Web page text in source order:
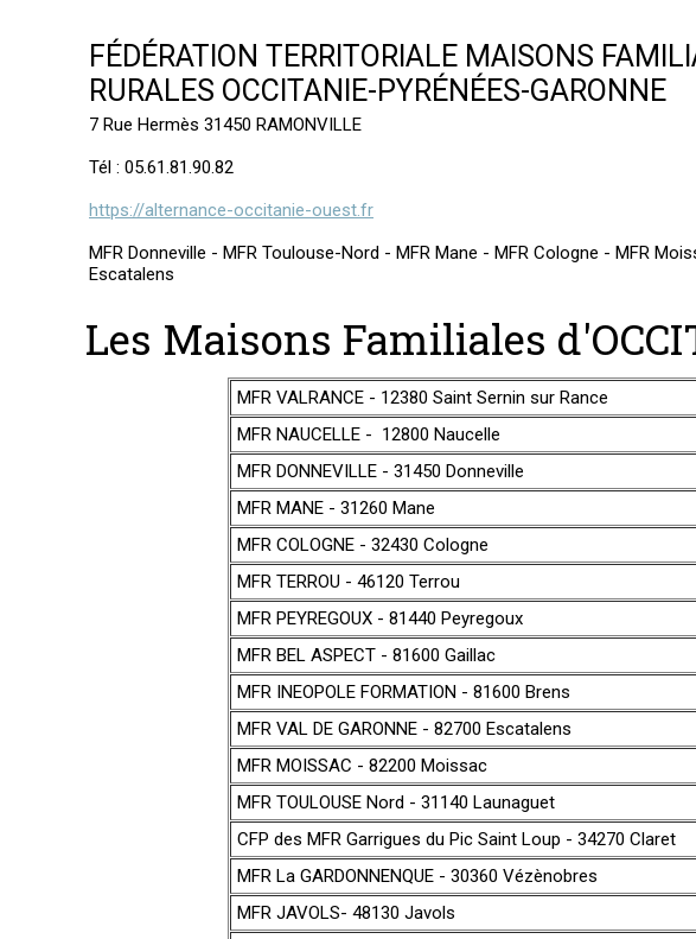
FÉDÉRATION TERRITORIALE MAISONS
RURALES OCCITANIE-PYRÉNÉES-GARONNE
7 Rue Hermès 31450 RAMONVILLE
Tél : 05.61.81.90.82
https://alternance-occitanie-ouest.fr
MFR Donneville - MFR Toulouse-Nord - MFR Mane - MFR Cologne - MFR
Escatalens
Les Maisons Familiales
MFR VALRANCE - 12380 Saint Sernin sur Rance
MFR NAUCELLE - 12800 Naucelle
MFR DONNEVILLE - 31450 Donneville
MFR MANE - 31260 Mane
MFR COLOGNE - 32430 Cologne
MFR TERROU - 46120 Terrou
MFR PEYREGOUX - 81440 Peyregoux
MFR BEL ASPECT - 81600 Gaillac
MFR INEOPOLE FORMATION - 81600 Brens
MFR VAL DE GARONNE - 82700 Escatalens
MFR MOISSAC - 82200 Moissac
MFR TOULOUSE Nord - 31140 Launaguet
CFP des MFR Garrigues du Pic Saint Loup - 34270 Claret
MFR La GARDONNENQUE - 30360 Vézènobres
MFR JAVOLS- 48130 Javols